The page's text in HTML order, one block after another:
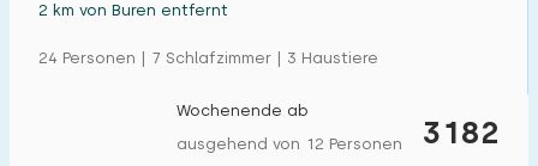
2 km von Buren entfernt
24 Personen | 7 Schlafzimmer | 3 Haustiere
3182
Wochenende ab
ausgehend von 12 Personen